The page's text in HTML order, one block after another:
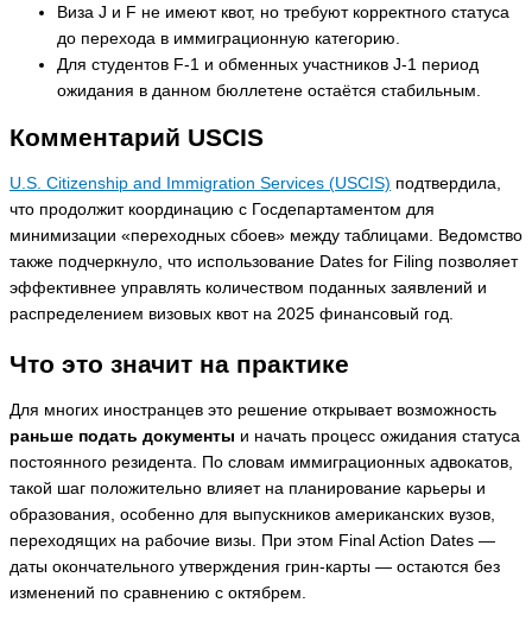
Виза J и F не имеют квот, но требуют корректного статуса
до перехода в иммиграционную категорию.
Для студентов F-1 и обменных участников J-1 период
ожидания в данном бюллетене остаётся стабильным.
Комментарий USCIS
U.S. Citizenship and Immigration Services (USCIS) подтвердила,
что продолжит координацию с Госдепартаментом для
минимизации «переходных сбоев» между таблицами. Ведомство
также подчеркнуло, что использование Dates for Filing позволяет
эффективнее управлять количеством поданных заявлений и
распределением визовых квот на 2025 финансовый год.
Что это значит на практике
Для многих иностранцев это решение открывает возможность
раньше подать документы и начать процесс ожидания статуса
постоянного резидента. По словам иммиграционных адвокатов,
такой шаг положительно влияет на планирование карьеры и
образования, особенно для выпускников американских вузов,
переходящих на рабочие визы. При этом Final Action Dates —
даты окончательного утверждения грин-карты — остаются без
изменений по сравнению с октябрем.